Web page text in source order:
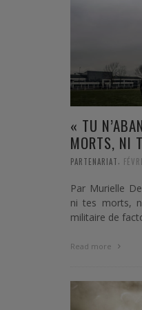
« TU
MORTS, NI
PARTENARIAT
Par Murielle
ni tes morts,
militaire de
Read more